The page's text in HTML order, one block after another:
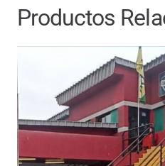
Productos